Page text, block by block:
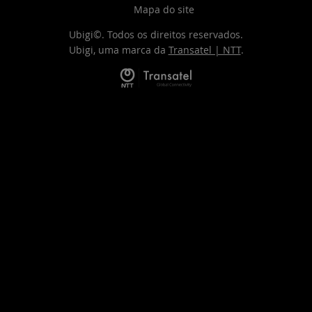
Mapa do site
Ubigi©. Todos os direitos reservados.
Ubigi, uma marca da Transatel | NTT.